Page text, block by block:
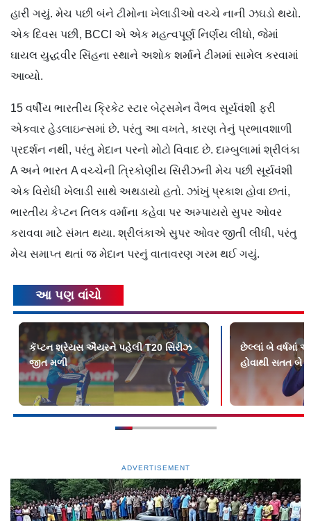
હારી ગયું. મેચ પછી બંને ટીમોના ખેલાડીઓ વચ્ચે નાની ઝઘડો થયો.
એક દિવસ પછી, BCCI એ એક મહત્વપૂર્ણ નિર્ણય લીધો, જેમાં
ઘાયલ યુદ્ધવીર સિંહના સ્થાને અશોક શર્માને ટીમમાં સામેલ કરવામાં
આવ્યો.
15 વર્ષીય ભારતીય ક્રિકેટ સ્ટાર બેટ્સમેન વૈભવ સૂર્યવંશી ફરી
એકવાર હેડલાઇન્સમાં છે. પરંતુ આ વખતે, કારણ તેનું પ્રભાવશાળી
પ્રદર્શન નથી, પરંતુ મેદાન પરનો મોટો વિવાદ છે. દામ્બુલામાં શ્રીલંકા
A અને ભારત A વચ્ચેની ત્રિકોણીય સિરીઝની મેચ પછી સૂર્યવંશી
એક વિરોધી ખેલાડી સાથે અથડાયો હતો. ઝાંખું પ્રકાશ હોવા છતાં,
ભારતીય કેપ્ટન તિલક વર્માના કહેવા પર અમ્પાયરો સુપર ઓવર
કરાવવા માટે સંમત થયા. શ્રીલંકાએ સુપર ઓવર જીતી લીધી, પરંતુ
મેચ સમાપ્ત થતાં જ મેદાન પરનું વાતાવરણ ગરમ થઈ ગયું.
આ પણ વાંચો
કૅપ્ટન શ્રેયસ ઐયરને પહેલી T20 સિરીઝ
જીત મળી
છેલ્લાં બે વર્ષમાં
હોવાથી સતત બે
ADVERTISEMENT